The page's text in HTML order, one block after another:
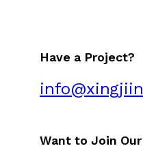
Have a Project?
Want to Join Our